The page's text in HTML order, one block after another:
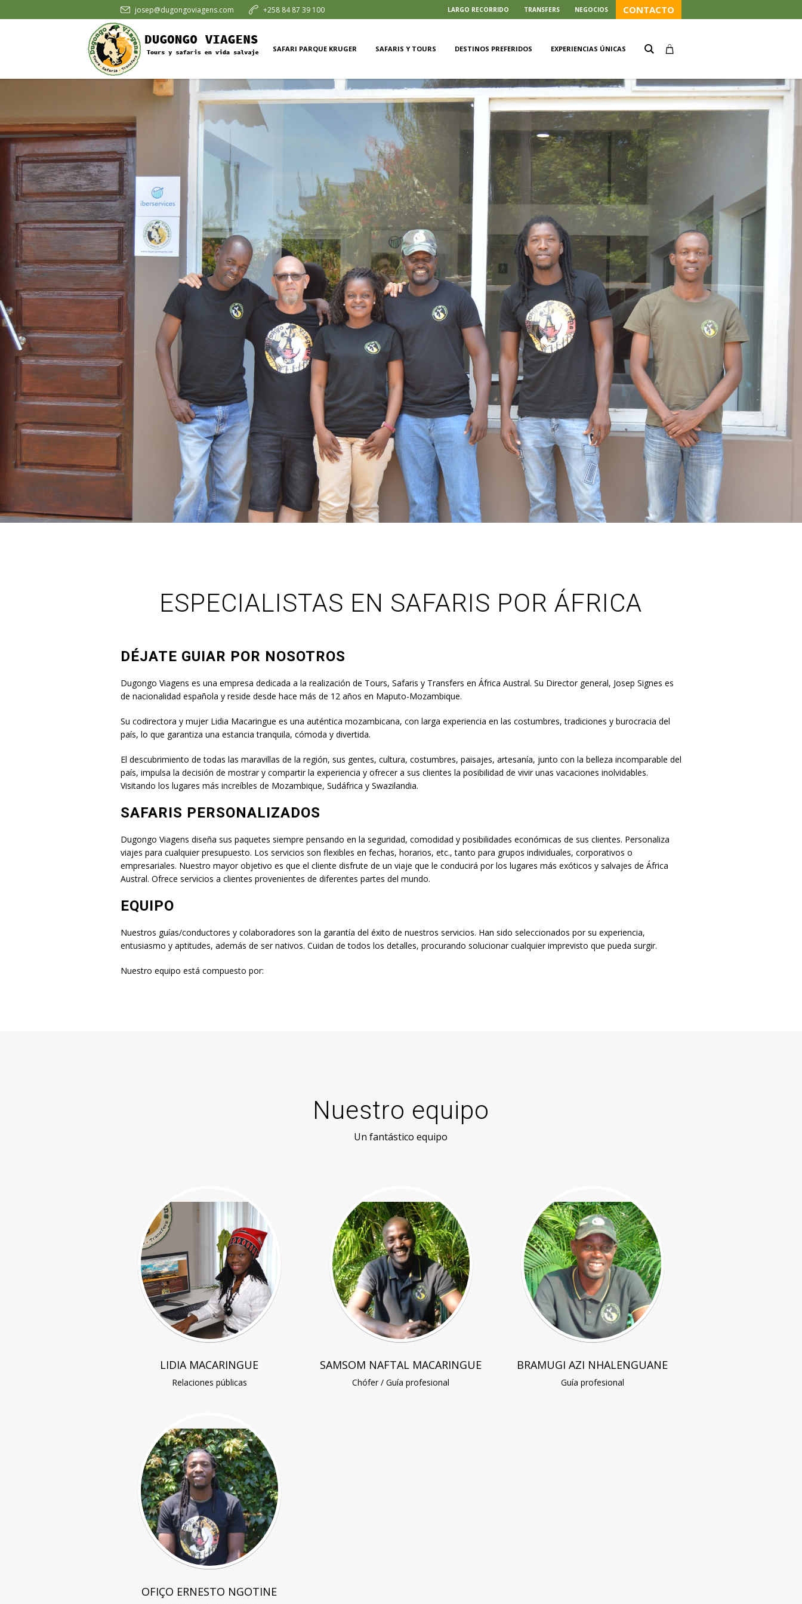
LARGO RECORRIDO TRANSFERS NEGOCIOS CONTACTO
josep@dugongoviagens.com +258 84 87 39 100
SAFARI PARQUE KRUGER SAFARIS Y TOURS DESTINOS PREFERIDOS EXPERIENCIAS ÚNICAS
ESPECIALISTAS EN SAFARIS POR ÁFRICA
DÉJATE GUIAR POR NOSOTROS
Dugongo Viagens es una empresa dedicada a la realización de Tours, Safaris y Transfers en África Austral. Su Director general, Josep Signes es
de nacionalidad española y reside desde hace más de 12 años en Maputo-Mozambique.
Su codirectora y mujer Lidia Macaringue es una auténtica mozambicana, con larga experiencia en las costumbres, tradiciones y burocracia del
país, lo que garantiza una estancia tranquila, cómoda y divertida.
El descubrimiento de todas las maravillas de la región, sus gentes, cultura, costumbres, paisajes, artesanía, junto con la belleza incomparable del
país, impulsa la decisión de mostrar y compartir la experiencia y ofrecer a sus clientes la posibilidad de vivir unas vacaciones inolvidables.
Visitando los lugares más increíbles de Mozambique, Sudáfrica y Swazilandia.
SAFARIS PERSONALIZADOS
Dugongo Viagens diseña sus paquetes siempre pensando en la seguridad, comodidad y posibilidades económicas de sus clientes. Personaliza
viajes para cualquier presupuesto. Los servicios son flexibles en fechas, horarios, etc., tanto para grupos individuales, corporativos o
empresariales. Nuestro mayor objetivo es que el cliente disfrute de un viaje que le conducirá por los lugares más exóticos y salvajes de África
Austral. Ofrece servicios a clientes provenientes de diferentes partes del mundo.
EQUIPO
Nuestros guías/conductores y colaboradores son la garantía del éxito de nuestros servicios. Han sido seleccionados por su experiencia,
entusiasmo y aptitudes, además de ser nativos. Cuidan de todos los detalles, procurando solucionar cualquier imprevisto que pueda surgir.
Nuestro equipo está compuesto por:
Nuestro equipo
Un fantástico equipo
LIDIA MACARINGUE
Relaciones públicas
SAMSOM NAFTAL MACARINGUE
Chófer / Guía profesional
BRAMUGI AZI NHALENGUANE
Guía profesional
OFIÇO ERNESTO NGOTINE